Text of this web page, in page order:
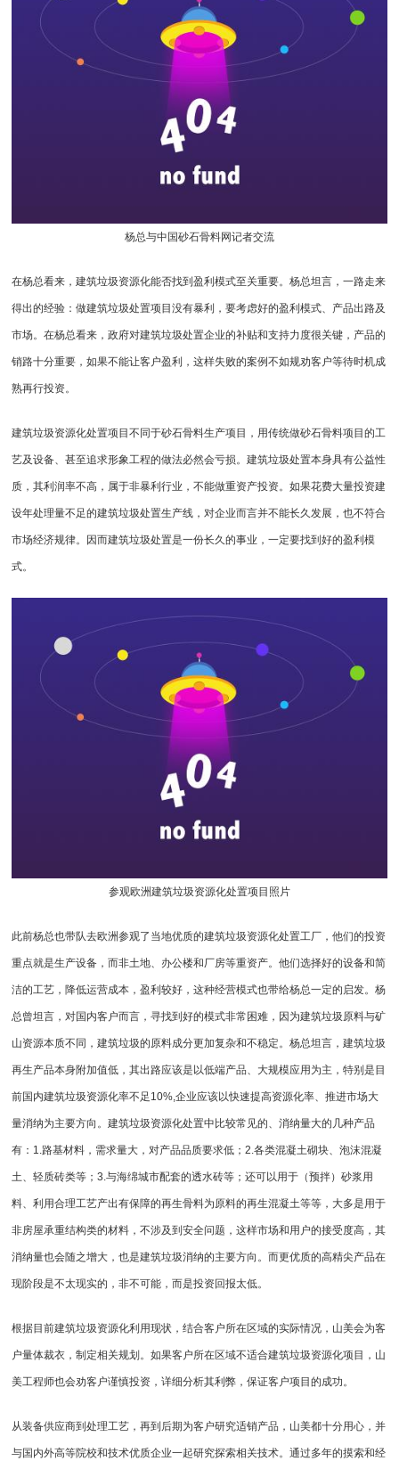
杨总与中国砂石骨料网记者交流
在杨总看来，建筑垃圾资源化能否找到盈利模式至关重要。杨总坦言，一路走来
得出的经验：做建筑垃圾处置项目没有暴利，要考虑好的盈利模式、产品出路及
市场。在杨总看来，政府对建筑垃圾处置企业的补贴和支持力度很关键，产品的
销路十分重要，如果不能让客户盈利，这样失败的案例不如规劝客户等待时机成
熟再行投资。
建筑垃圾资源化处置项目不同于砂石骨料生产项目，用传统做砂石骨料项目的工
艺及设备、甚至追求形象工程的做法必然会亏损。建筑垃圾处置本身具有公益性
质，其利润率不高，属于非暴利行业，不能做重资产投资。如果花费大量投资建
设年处理量不足的建筑垃圾处置生产线，对企业而言并不能长久发展，也不符合
市场经济规律。因而建筑垃圾处置是一份长久的事业，一定要找到好的盈利模
式。
参观欧洲建筑垃圾资源化处置项目照片
此前杨总也带队去欧洲参观了当地优质的建筑垃圾资源化处置工厂，他们的投资
重点就是生产设备，而非土地、办公楼和厂房等重资产。他们选择好的设备和简
洁的工艺，降低运营成本，盈利较好，这种经营模式也带给杨总一定的启发。杨
总曾坦言，对国内客户而言，寻找到好的模式非常困难，因为建筑垃圾原料与矿
山资源本质不同，建筑垃圾的原料成分更加复杂和不稳定。杨总坦言，建筑垃圾
再生产品本身附加值低，其出路应该是以低端产品、大规模应用为主，特别是目
前国内建筑垃圾资源化率不足10%,企业应该以快速提高资源化率、推进市场大
量消纳为主要方向。建筑垃圾资源化处置中比较常见的、消纳量大的几种产品
有：1.路基材料，需求量大，对产品品质要求低；2.各类混凝土砌块、泡沫混凝
土、轻质砖类等；3.与海绵城市配套的透水砖等；还可以用于（预拌）砂浆用
料、利用合理工艺产出有保障的再生骨料为原料的再生混凝土等等，大多是用于
非房屋承重结构类的材料，不涉及到安全问题，这样市场和用户的接受度高，其
消纳量也会随之增大，也是建筑垃圾消纳的主要方向。而更优质的高精尖产品在
现阶段是不太现实的，非不可能，而是投资回报太低。
根据目前建筑垃圾资源化利用现状，结合客户所在区域的实际情况，山美会为客
户量体裁衣，制定相关规划。如果客户所在区域不适合建筑垃圾资源化项目，山
美工程师也会劝客户谨慎投资，详细分析其利弊，保证客户项目的成功。
从装备供应商到处理工艺，再到后期为客户研究适销产品，山美都十分用心，并
与国内外高等院校和技术优质企业一起研究探索相关技术。通过多年的摸索和经